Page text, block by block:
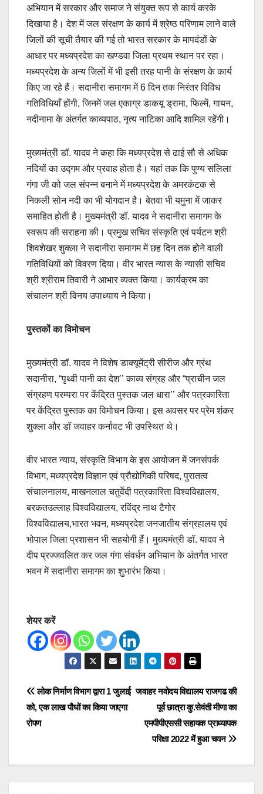
अभियान में सरकार और समाज ने संयुक्त रूप से कार्य करके
दिखाया है। देश में जल संरक्षण के कार्य में श्रेष्ठ परिणाम लाने वाले
जिलों की सूची तैयार की गई तो भारत सरकार के मापदंडों के
आधार पर मध्यप्रदेश का खण्डवा जिला प्रथम स्थान पर रहा।
मध्यप्रदेश के अन्य जिलों में भी इसी तरह पानी के संरक्षण के कार्य
किए जा रहे हैं। सदानीरा समागम में 6 दिन तक निरंतर विविध
गतिविधियाँ होंगी, जिनमें जल एकाग्र डाकयू ड्रामा, फिल्में, गायन,
नदीनामा के अंतर्गत काव्यपाठ, नृत्य नाटिका आदि शामिल रहेंगी।
मुख्यमंत्री डॉ. यादव ने कहा कि मध्यप्रदेश से ढाई सौ से अधिक
नदियों का उद्गम और प्रवाह होता है। यहां तक कि पुण्य सलिला
गंगा जी को जल संपन्न बनाने में मध्यप्रदेश के अमरकंटक से
निकली सोन नदी का भी योगदान है। बेतवा भी यमुना में जाकर
समाहित होती है। मुख्यमंत्री डॉ. यादव ने सदानीरा समागम के
स्वरूप की सराहना की। प्रमुख सचिव संस्कृति एवं पर्यटन श्री
शिवशेखर शुक्ला ने सदानीरा समागम में छह दिन तक होने वाली
गतिविधियों को विवरण दिया। वीर भारत न्यास के न्यासी सचिव
श्री श्रीराम तिवारी ने आभार व्यक्त किया। कार्यक्रम का
संचालन श्री विनय उपाध्याय ने किया।
पुस्तकों का विमोचन
मुख्यमंत्री डॉ. यादव ने विशेष डाक्यूमेंट्री सीरीज और ग्रंथ
सदानीरा, “पृथ्वी पानी का देश’’ काव्य संग्रह और “प्राचीन जल
संग्रहण परम्परा पर केंद्रित पुस्तक जल धारा’’ और पत्रकारिता
पर केंद्रित पुस्तक का विमोचन किया। इस अवसर पर प्रेम शंकर
शुक्ला और डॉ जवाहर कर्नावट भी उपस्थित थे।
वीर भारत न्याय, संस्कृति विभाग के इस आयोजन में जनसंपर्क
विभाग, मध्यप्रदेश विज्ञान एवं प्रौद्योगिकी परिषद, पुरातत्व
संचालनालय, माखनलाल चतुर्वेदी पत्रकारिता विश्वविद्यालय,
बरकतउल्लाह विश्वविद्यालय, रविंद्र नाथ टैगोर
विश्वविद्यालय,भारत भवन, मध्यप्रदेश जनजातीय संग्रहालय एवं
भोपाल जिला प्रशासन भी सहयोगी हैं। मुख्यमंत्री डॉ. यादव ने
दीप प्रज्जवलित कर जल गंगा संवर्धन अभियान के अंतर्गत भारत
भवन में सदानीरा समागम का शुभारंभ किया।
शेयर करें
Post
navigation
जवाहर नवोदय विद्यालय राजगढ की
पूर्व छात्रा कु.सेवंती मीणा का
एमपीपीएससी सहायक प्राध्यापक
परिक्षा 2022 में हुआ चयन
लोक निर्माण विभाग द्वारा 1 जुलाई
को, एक लाख पौधों का किया जाएगा
रोपण